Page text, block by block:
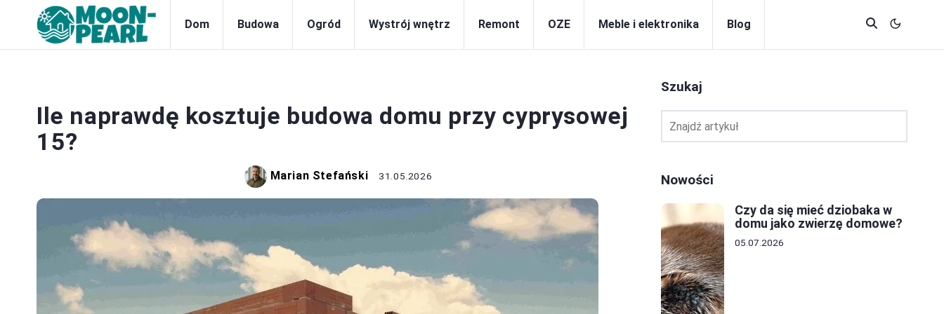
Dom Budowa Ogród Wystrój wnętrz Remont OZE Meble i elektronika Blog
Ile naprawdę kosztuje budowa domu przy cyprysowej
15?
Marian Stefański 31.05.2026
Szukaj
Nowości
Czy da się mieć dziobaka w
domu jako zwierzę domowe?
05.07.2026